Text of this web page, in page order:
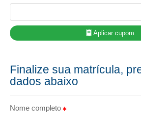
Aplicar cupom
Finalize sua matrícula,
dados abaixo
Nome completo